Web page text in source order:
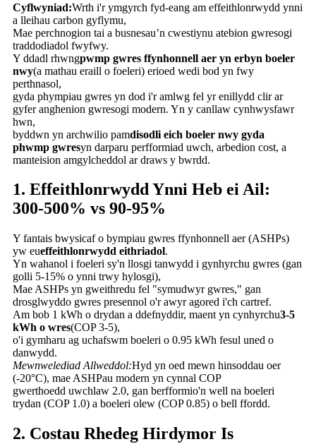
Cyflwyniad:Wrth i'r ymgyrch fyd-eang am effeithlonrwydd ynni
a lleihau carbon gyflymu,
Mae perchnogion tai a busnesau’n cwestiynu atebion gwresogi
traddodiadol fwyfwy.
Y ddadl rhwngpwmp gwres ffynhonnell aer yn erbyn boeler
nwy(a mathau eraill o foeleri) erioed wedi bod yn fwy
perthnasol,
gyda phympiau gwres yn dod i'r amlwg fel yr enillydd clir ar
gyfer anghenion gwresogi modern. Yn y canllaw cynhwysfawr
hwn,
byddwn yn archwilio pamdisodli eich boeler nwy gyda
phwmp gwresyn darparu perfformiad uwch, arbedion cost, a
manteision amgylcheddol ar draws y bwrdd.
1. Effeithlonrwydd Ynni Heb ei Ail:
300-500% vs 90-95%
Y fantais bwysicaf o bympiau gwres ffynhonnell aer (ASHPs)
yw eueffeithlonrwydd eithriadol.
Yn wahanol i foeleri sy'n llosgi tanwydd i gynhyrchu gwres (gan
golli 5-15% o ynni trwy hylosgi),
Mae ASHPs yn gweithredu fel "symudwyr gwres," gan
drosglwyddo gwres presennol o'r awyr agored i'ch cartref.
Am bob 1 kWh o drydan a ddefnyddir, maent yn cynhyrchu3-5
kWh o wres(COP 3-5),
o'i gymharu ag uchafswm boeleri o 0.95 kWh fesul uned o
danwydd.
Mewnwelediad Allweddol:Hyd yn oed mewn hinsoddau oer
(-20°C), mae ASHPau modern yn cynnal COP
gwerthoedd uwchlaw 2.0, gan berfformio'n well na boeleri
trydan (COP 1.0) a boeleri olew (COP 0.85) o bell ffordd.
2. Costau Rhedeg Hirdymor Is